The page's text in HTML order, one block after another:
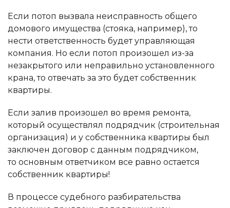
Если потоп вызвала неисправность общего
домового имущества (стояка, например), то
нести ответственность будет управляющая
компания. Но если потоп произошел из-за
незакрытого или неправильно установленного
крана, то отвечать за это будет собственник
квартиры.
Если залив произошел во время ремонта,
который осуществлял подрядчик (строительная
организация) и у собственника квартиры был
заключен договор с данным подрядчиком,
то основным ответчиком все равно остается
собственник квартиры!
В процессе судебного разбирательства